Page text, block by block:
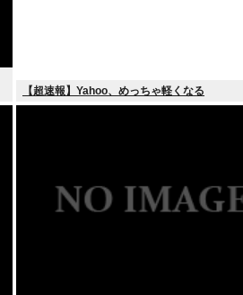
【超速報】Yahoo、めっちゃ軽くなる